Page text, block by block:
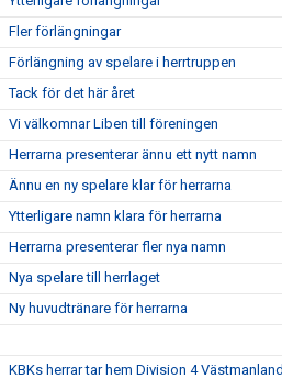
Fler förlängningar
Förlängning av spelare i herrtruppen
Tack för det här året
Vi välkomnar Liben till föreningen
Herrarna presenterar ännu ett nytt namn
Ännu en ny spelare klar för herrarna
Ytterligare namn klara för herrarna
Herrarna presenterar fler nya namn
Nya spelare till herrlaget
Ny huvudtränare för herrarna
KBKs herrar tar hem Division 4 Västmanland